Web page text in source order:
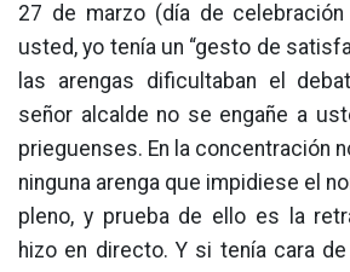
27 de marzo (día de
usted, yo tenía un “gesto de
las arengas dificultaban el
señor alcalde no se engañe a
prieguenses. En la concentración
ninguna arenga que impidiese el
pleno, y prueba de ello es la
hizo en directo. Y si tenía cara